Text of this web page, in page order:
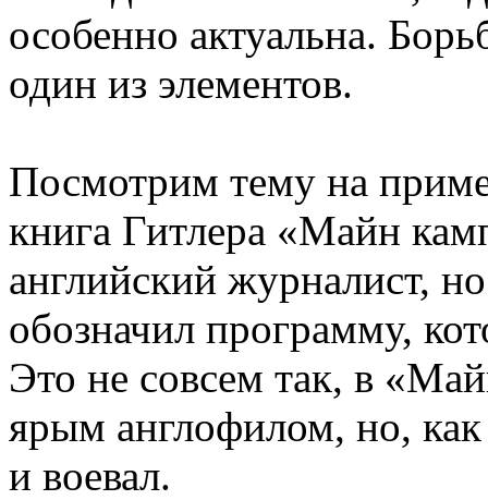
особенно актуальна.
один из элементов.
Посмотрим тему на
книга Гитлера «Майн
английский журналист,
обозначил программу,
Это не совсем так, в
ярым англофилом, но,
и воевал.